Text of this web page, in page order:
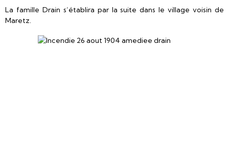
La famille Drain s’établira par la suite dans le village voisin de
Maretz.